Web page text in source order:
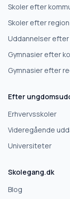
Skoler efter
Skoler efter region
Uddannelser efter
Gymnasier efter
Gymnasier efter
Efter
Erhvervsskoler
Videregående
Universiteter
Skolegang.dk
Blog